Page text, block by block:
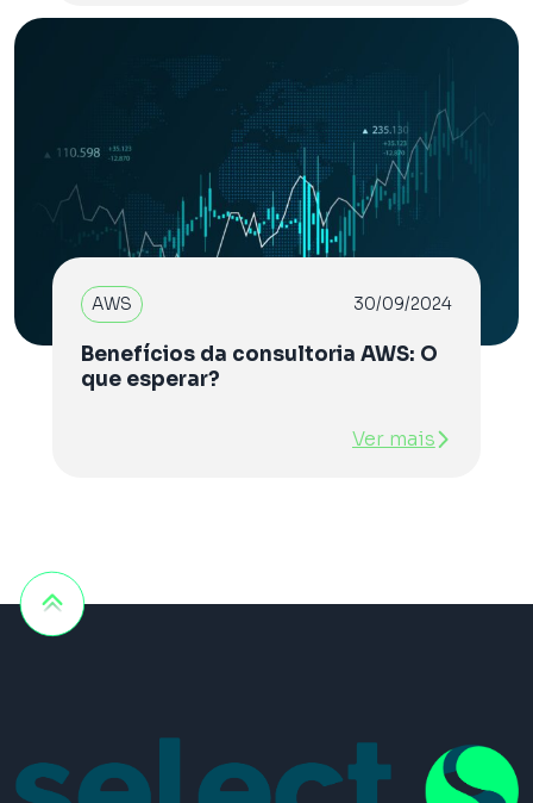
AWS 30/09/2024
Benefícios da consultoria AWS: O
que esperar?
Ver mais